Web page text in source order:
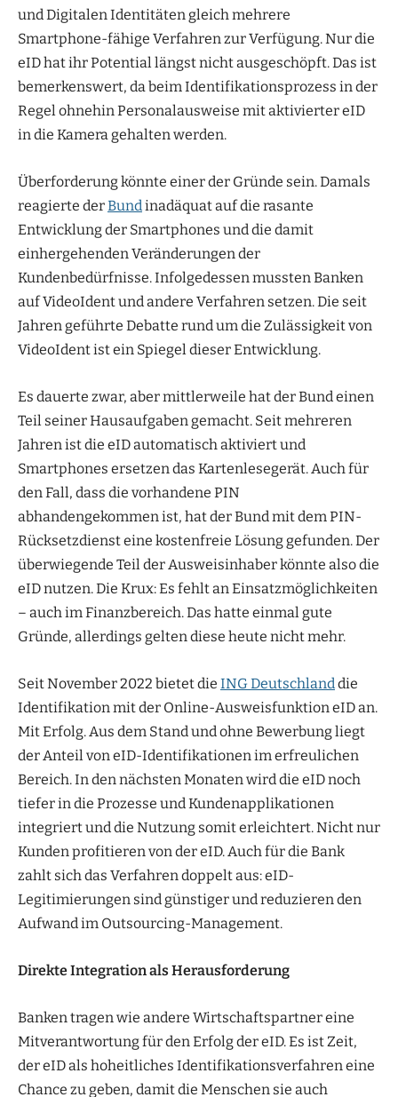
und Digitalen Identitäten gleich mehrere
Smartphone-fähige Verfahren zur Verfügung. Nur die
eID hat ihr Potential längst nicht ausgeschöpft. Das ist
bemerkenswert, da beim Identifikationsprozess in der
Regel ohnehin Personalausweise mit aktivierter eID
in die Kamera gehalten werden.
Überforderung könnte einer der Gründe sein. Damals
reagierte derBund inadäquat auf die rasante
Entwicklung der Smartphones und die damit
einhergehenden Veränderungen der
Kundenbedürfnisse. Infolgedessen mussten Banken
auf VideoIdent und andere Verfahren setzen. Die seit
Jahren geführte Debatte rund um die Zulässigkeit von
VideoIdent ist ein Spiegel dieser Entwicklung.
Es dauerte zwar, aber mittlerweile hat der Bund einen
Teil seiner Hausaufgaben gemacht. Seit mehreren
Jahren ist die eID automatisch aktiviert und
Smartphones ersetzen das Kartenlesegerät. Auch für
den Fall, dass die vorhandene PIN
abhandengekommen ist, hat der Bund mit dem PIN-
Rücksetzdienst eine kostenfreie Lösung gefunden. Der
überwiegende Teil der Ausweisinhaber könnte also die
eID nutzen. Die Krux: Es fehlt an Einsatzmöglichkeiten
– auch im Finanzbereich. Das hatte einmal gute
Gründe, allerdings gelten diese heute nicht mehr.
Seit November 2022 bietet die ING Deutschland die
Identifikation mit der Online-Ausweisfunktion eID an.
Mit Erfolg. Aus dem Stand und ohne Bewerbung liegt
der Anteil von eID-Identifikationen im erfreulichen
Bereich. In den nächsten Monaten wird die eID noch
tiefer in die Prozesse und Kundenapplikationen
integriert und die Nutzung somit erleichtert. Nicht nur
Kunden profitieren von der eID. Auch für die Bank
zahlt sich das Verfahren doppelt aus: eID-
Legitimierungen sind günstiger und reduzieren den
Aufwand im Outsourcing-Management.
Direkte Integration als Herausforderung
Banken tragen wie andere Wirtschaftspartner eine
Mitverantwortung für den Erfolg der eID. Es ist Zeit,
der eID als hoheitliches Identifikationsverfahren eine
Chance zu geben, damit die Menschen sie auch